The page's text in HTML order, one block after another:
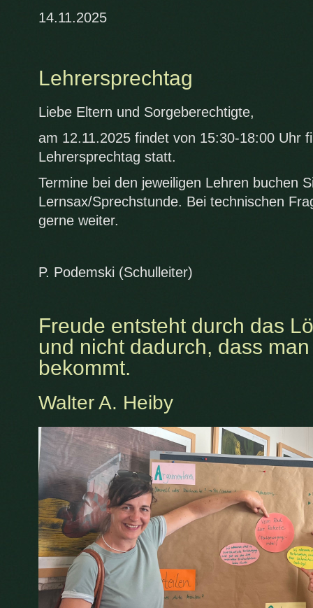
14.11.2025
Lehrersprechtag
Liebe Eltern und Sorgeberechtigte,
am 12.11.2025 findet von 15:30-18:00 Uhr
Lehrersprechtag statt.
Termine bei den jeweiligen Lehren buchen
Lernsax/Sprechstunde. Bei technischen
gerne weiter.
P. Podemski (Schulleiter)
Freude entsteht durch das
und nicht dadurch, dass
bekommt.
Walter A. Heiby